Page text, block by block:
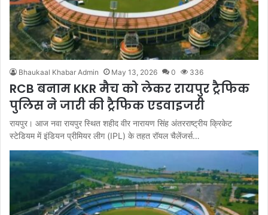
Bhaukaal Khabar Admin May 13, 2026 0 336
RCB बनाम KKR मैच को लेकर रायपुर ट्रैफिक
पुलिस ने जारी की ट्रैफिक एडवाइजरी
रायपुर। आज नवा रायपुर स्थित शहीद वीर नारायण सिंह अंतरराष्ट्रीय क्रिकेट
स्टेडियम में इंडियन प्रीमियर लीग (IPL) के तहत रॉयल चैलेंजर्स…